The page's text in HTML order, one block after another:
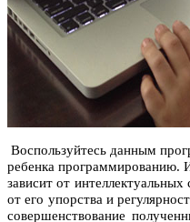
Воспользуйтесь данным
ребенка программированию.
зависит от
от его упорства и
совершенствование